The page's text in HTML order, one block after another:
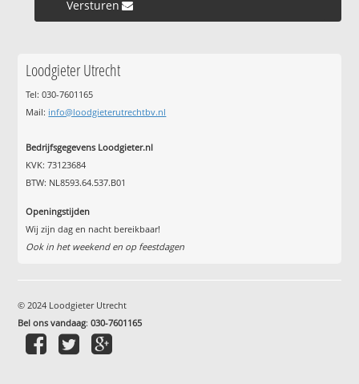
Versturen »
Loodgieter Utrecht
Tel: 030-7601165
Mail: info@loodgieterutrechtbv.nl
Bedrijfsgegevens Loodgieter.nl
KVK: 73123684
BTW: NL8593.64.537.B01
Openingstijden
Wij zijn dag en nacht bereikbaar!
Ook in het weekend en op feestdagen
© 2024 Loodgieter Utrecht
Bel ons vandaag:030-7601165